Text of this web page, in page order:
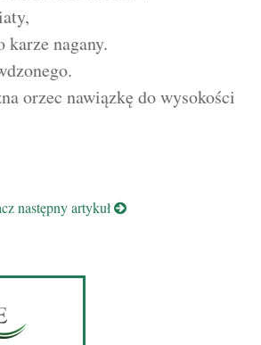
karze nagany.
orzec nawiązkę do wysokości
następny artykuł